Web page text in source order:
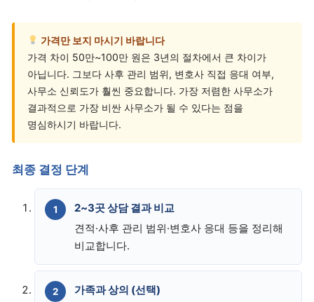
가격만 보지 마시기 바랍니다
가격 차이 50만~100만 원은 3년의 절차에서 큰 차이가
아닙니다. 그보다 사후 관리 범위, 변호사 직접 응대 여부,
사무소 신뢰도가 훨씬 중요합니다. 가장 저렴한 사무소가
결과적으로 가장 비싼 사무소가 될 수 있다는 점을
명심하시기 바랍니다.
최종 결정 단계
2~3곳 상담 결과 비교
견적·사후 관리 범위·변호사 응대 등을 정리해
비교합니다.
가족과 상의 (선택)